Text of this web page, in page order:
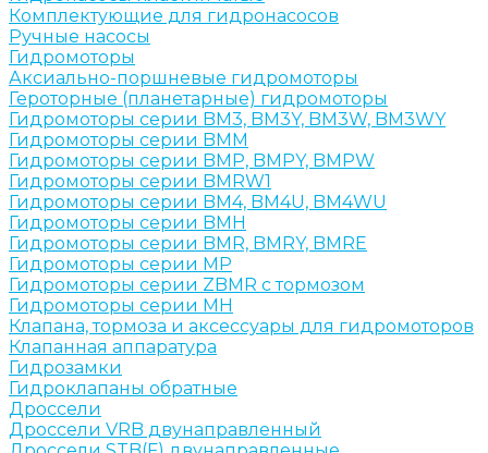
Комплектующие для гидронасосов
Ручные насосы
Гидромоторы
Аксиально-поршневые гидромоторы
Героторные (планетарные) гидромоторы
Гидромоторы серии BM3, BM3Y, BM3W, BM3WY
Гидромоторы серии BMM
Гидромоторы серии BMP, BMPY, BMPW
Гидромоторы серии BMRW1
Гидромоторы серии BМ4, BM4U, BМ4WU
Гидромоторы серии BМH
Гидромоторы серии BМR, BMRY, BМRE
Гидромоторы серии MP
Гидромоторы серии ZBMR с тормозом
Гидромоторы серии МH
Клапана, тормоза и аксессуары для гидромоторов
Клапанная аппаратура
Гидрозамки
Гидроклапаны обратные
Дроссели
Дроссели VRB двунаправленный